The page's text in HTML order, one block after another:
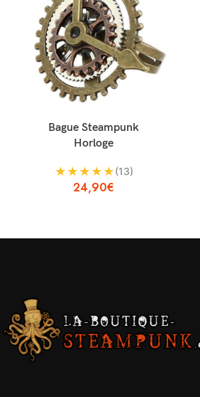
AJOUTER AU PANIER
Bague Steampunk
Horloge
★ ★ ★ ★ ★(13)
24,90€